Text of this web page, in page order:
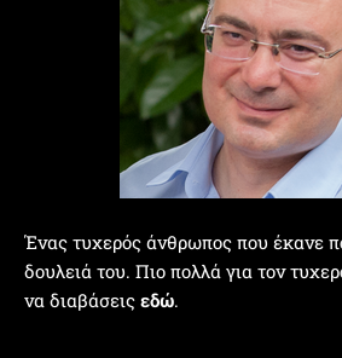
Ένας τυχερός άνθρωπος που έκανε
δουλειά του. Πιο πολλά για τον
να διαβάσεις εδώ.